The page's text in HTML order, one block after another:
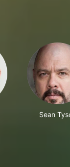
Sean